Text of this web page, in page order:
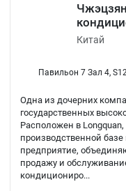
Китай
Павильон 7 Зал 4,
Одна из дочерних
государственных
Расположен в
производственной
предприятие,
продажу и
кондициониро...